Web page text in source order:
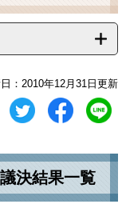
：2010年12月31日更新
決結果一覧